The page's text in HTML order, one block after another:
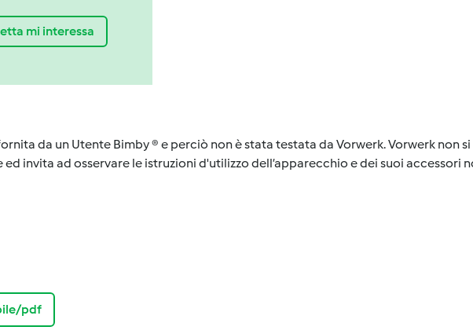
mi interessa
da un Utente Bimby ® e perciò non è stata testata da Vorwerk. Vorwerk non
invita ad osservare le istruzioni d'utilizzo dell’apparecchio e dei suoi accessori
pdf